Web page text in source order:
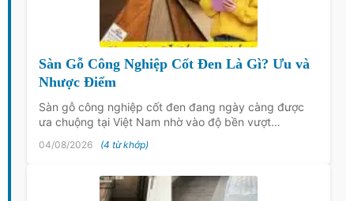
Sàn Gỗ Công Nghiệp Cốt Đen Là Gì? Ưu và
Nhược Điểm
Sàn gỗ công nghiệp cốt đen đang ngày càng được
ưa chuộng tại Việt Nam nhờ vào độ bền vượt…
04/08/2026 (4 từ khớp)